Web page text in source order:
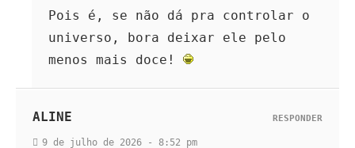
Pois é, se não dá pra controlar o
universo, bora deixar ele pelo
menos mais doce!
ALINE
9 de julho de 2026 - 8:52 pm
RESPONDER